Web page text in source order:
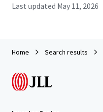
Last updated May 11, 2026
Home Search results